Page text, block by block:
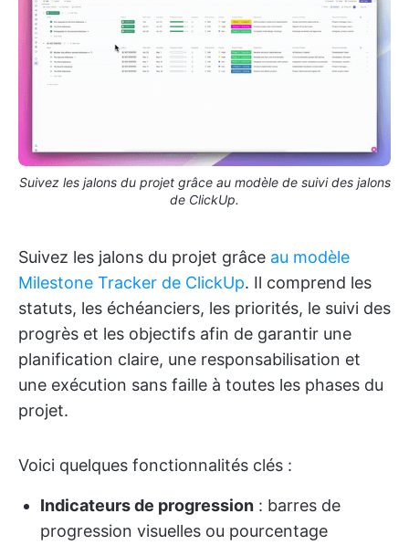
Suivez les jalons du projet grâce au modèle de suivi des jalons
de ClickUp.
Suivez les jalons du projet grâce au modèle
Milestone Tracker de ClickUp. Il comprend les
statuts, les échéanciers, les priorités, le suivi des
progrès et les objectifs afin de garantir une
planification claire, une responsabilisation et
une exécution sans faille à toutes les phases du
projet.
Voici quelques fonctionnalités clés :
Indicateurs de progression : barres de
progression visuelles ou pourcentage